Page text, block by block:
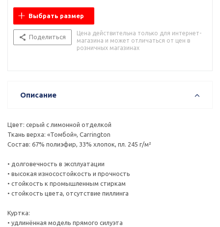
Выбрать размер
Поделиться
Цена действительна только для интернет-
магазина и может отличаться от цен в
розничных магазинах
Описание
Цвет: серый с лимонной отделкой
Ткань верха: «Томбой», Carrington
Состав: 67% полиэфир, 33% хлопок, пл. 245 г/м²
• долговечность в эксплуатации
• высокая износостойкость и прочность
• стойкость к промышленным стиркам
• стойкость цвета, отсутствие пиллинга
Куртка:
• удлинённая модель прямого силуэта